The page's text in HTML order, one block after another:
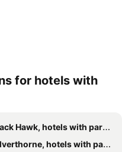
for hotels with
Hawk, hotels with parking
hotels with parking